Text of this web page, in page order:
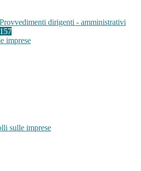
Provvedimenti dirigenti - amministrativi
157
imprese
sulle imprese